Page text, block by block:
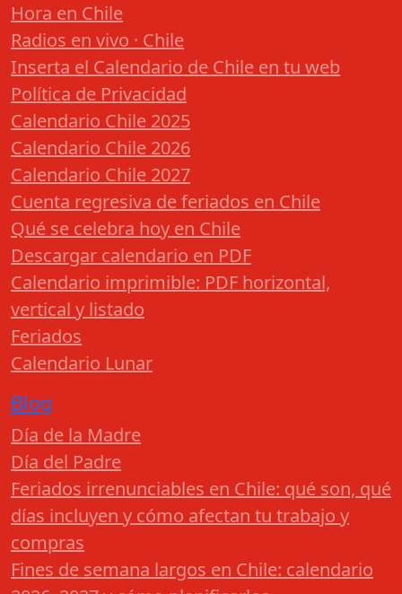
Hora en Chile
Radios en vivo · Chile
Inserta el Calendario de Chile en tu web
Política de Privacidad
Calendario Chile 2025
Calendario Chile 2026
Calendario Chile 2027
Cuenta regresiva de feriados en Chile
Qué se celebra hoy en Chile
Descargar calendario en PDF
Calendario imprimible: PDF horizontal,
vertical y listado
Feriados
Calendario Lunar
Blog
Día de la Madre
Día del Padre
Feriados irrenunciables en Chile: qué son, qué
días incluyen y cómo afectan tu trabajo y
compras
Fines de semana largos en Chile: calendario